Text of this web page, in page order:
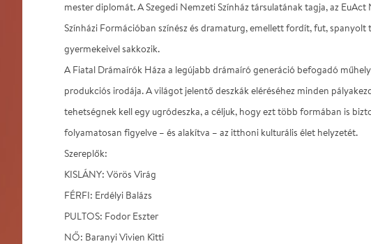
mester diplomát. A Szegedi Nemzeti Színház társulatának tagja, az EuAct
Színházi Formációban színész és dramaturg, emellett fordít, fut, spanyolt
gyermekeivel sakkozik.
A Fiatal Drámaírók Háza a legújabb drámaíró generáció befogadó
produkciós irodája. A világot jelentő deszkák eléréséhez minden
tehetségnek kell egy ugródeszka, a céljuk, hogy ezt több formában is
folyamatosan figyelve – és alakítva – az itthoni kulturális élet helyzetét.
Szereplők:
KISLÁNY: Vörös Virág
FÉRFI: Erdélyi Balázs
PULTOS: Fodor Eszter
NŐ: Baranyi Vivien Kitti